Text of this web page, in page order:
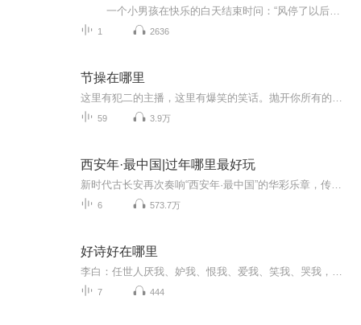
1 2636
节操在哪里
59 3.9万
西安年·最中国|过年哪里最好玩
6 573.7万
好诗好在哪里
7 444